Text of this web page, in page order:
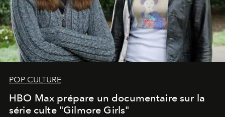
POP CULTURE
HBO Max prépare un documentaire sur la
série culte "Gilmore Girls"